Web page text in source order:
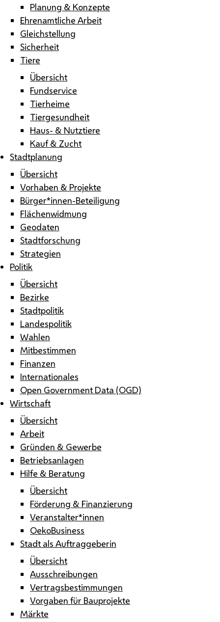
Planung & Konzepte
Ehrenamtliche Arbeit
Gleichstellung
Sicherheit
Tiere
Übersicht
Fundservice
Tierheime
Tiergesundheit
Haus- & Nutztiere
Kauf & Zucht
Stadtplanung
Übersicht
Vorhaben & Projekte
Bürger*innen-Beteiligung
Flächenwidmung
Geodaten
Stadtforschung
Strategien
Politik
Übersicht
Bezirke
Stadtpolitik
Landespolitik
Wahlen
Mitbestimmen
Finanzen
Internationales
Open Government Data (OGD)
Wirtschaft
Übersicht
Arbeit
Gründen & Gewerbe
Betriebsanlagen
Hilfe & Beratung
Übersicht
Förderung & Finanzierung
Veranstalter*innen
OekoBusiness
Stadt als Auftraggeberin
Übersicht
Ausschreibungen
Vertragsbestimmungen
Vorgaben für Bauprojekte
Märkte